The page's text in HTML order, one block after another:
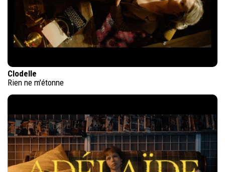
Clodelle
Rien ne m'étonne